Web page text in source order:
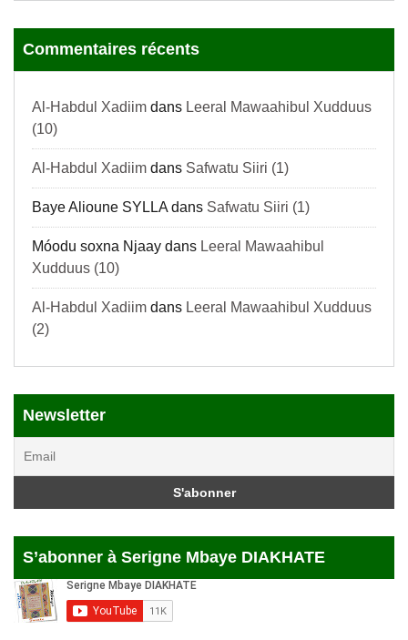
Commentaires récents
Al-Habdul Xadiimdans Leeral Mawaahibul Xudduus
(10)
Al-Habdul Xadiimdans Safwatu Siiri (1)
Baye Alioune SYLLAdans Safwatu Siiri (1)
Móodu soxna Njaaydans Leeral Mawaahibul
Xudduus (10)
Al-Habdul Xadiimdans Leeral Mawaahibul Xudduus
(2)
Newsletter
S’abonner à Serigne Mbaye DIAKHATE